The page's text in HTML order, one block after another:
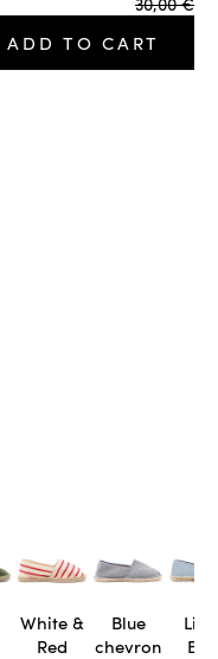
White &
Red
Blue
chevron
ADD TO CART